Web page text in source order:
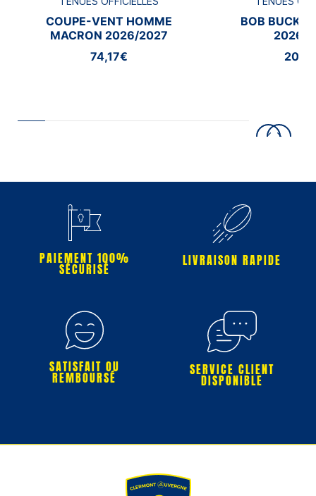
COUPE-VENT HOMME
MACRON 2026/2027
74,17€
BOB
2026/
PAIEMENT 100%
SÉCURISÉ
LIVRAISON RAPIDE
SATISFAIT OU
REMBOURSÉ SERVICE CLIENT
DISPONIBLE